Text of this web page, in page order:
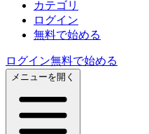
カテゴリ
ログイン
無料で始める
ログイン無料で始める
メニューを開く